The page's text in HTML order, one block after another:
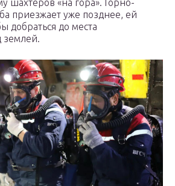
шахтеров «на гора». Горно-
приезжает уже позднее, ей
добраться до места
землей.